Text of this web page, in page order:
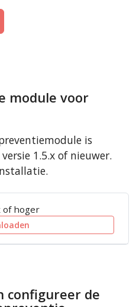
module voor
is
1.5.x of nieuwer.
of hoger
configureer de